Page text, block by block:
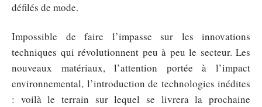
défilés de mode.
Impossible de faire l’impasse sur les innovations
techniques qui révolutionnent peu à peu le secteur. Les
nouveaux matériaux, l’attention portée à l’impact
environnemental, l’introduction de technologies inédites
: voilà le terrain sur lequel se livrera la prochaine